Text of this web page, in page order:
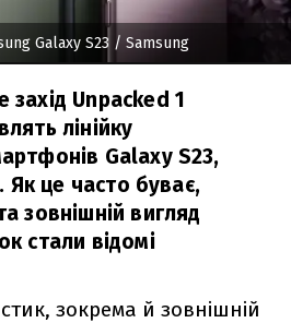
Galaxy S23 / Samsung
Unpacked 1
лінійку
Galaxy S23,
Як це часто буває,
зовнішній вигляд
стали відомі
зокрема й зовнішній